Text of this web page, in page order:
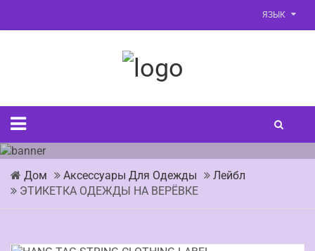
ЯЗЫК
Дом Аксессуары Для Одежды
Лейбл
ЭТИКЕТКА ОДЕЖДЫ НА ВЕРЁВКЕ